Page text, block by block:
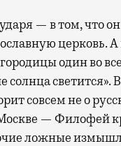
— в том, что
церковь.
один во
солнца светится».
совсем не о
— Филофей
ложные